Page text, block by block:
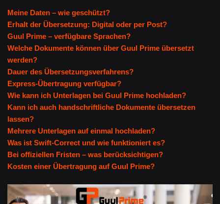
Meine Daten – wie geschützt?
Erhalt der Übersetzung: Digital oder per Post?
Guul Prime – verfügbare Sprachen?
Welche Dokumente können über Guul Prime übersetzt
werden?
Dauer des Übersetzungsverfahrens?
Express-Übertragung verfügbar?
Wie kann ich Unterlagen bei Guul Prime hochladen?
Kann ich auch handschriftliche Dokumente übersetzen
lassen?
Mehrere Unterlagen auf einmal hochladen?
Was ist Swift-Correct und wie funktioniert es?
Bei offiziellen Fristen – was berücksichtigen?
Kosten einer Übertragung auf Guul Prime?